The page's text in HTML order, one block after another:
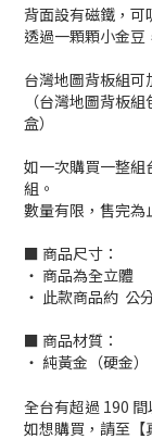
背面設有磁鐵，可
透過一顆顆小金豆
台灣地圖背板組可
（台灣地圖背板
盒）
如一次購買一整組
組。
數量有限，售完為
■ 商品尺寸：
‧ 商品為全立體
‧ 此款商品約 公
■ 商品材質：
‧ 純黃金（硬金）
全台有超過 190
如想購買，請至【